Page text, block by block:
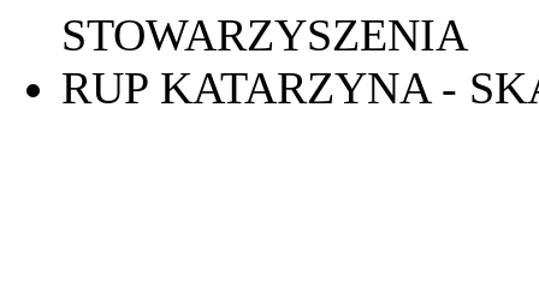
STOWARZYSZENIA
RUP KATARZYNA -